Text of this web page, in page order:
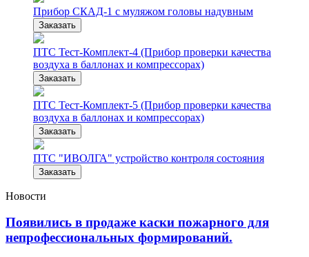
Прибор СКАД-1 с муляжом головы надувным
Заказать
ПТС Тест-Комплект-4 (Прибор проверки качества
воздуха в баллонах и компрессорах)
Заказать
ПТС Тест-Комплект-5 (Прибор проверки качества
воздуха в баллонах и компрессорах)
Заказать
ПТС "ИВОЛГА" устройство контроля состояния
Заказать
Новости
Появились в продаже каски пожарного для
непрофессиональных формирований.